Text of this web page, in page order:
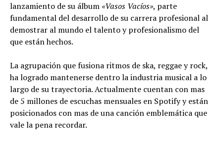
lanzamiento de su álbum «Vasos Vacíos», parte
fundamental del desarrollo de su carrera profesional al
demostrar al mundo el talento y profesionalismo del
que están hechos.
La agrupación que fusiona ritmos de ska, reggae y rock,
ha logrado mantenerse dentro la industria musical a lo
largo de su trayectoria. Actualmente cuentan con mas
de 5 millones de escuchas mensuales en Spotify y están
posicionados con mas de una canción emblemática que
vale la pena recordar.